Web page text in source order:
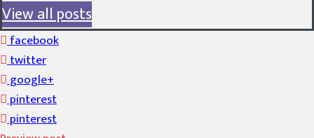
View all posts
facebook
twitter
google+
pinterest
pinterest